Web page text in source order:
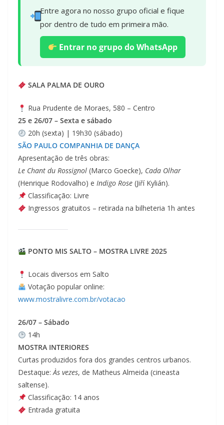
Entre agora no nosso grupo oficial e fique
por dentro de tudo em primeira mão.
Entrar no grupo do WhatsApp
SALA PALMA DE OURO
Rua Prudente de Moraes, 580 – Centro
25 e 26/07 – Sexta e sábado
20h (sexta) | 19h30 (sábado)
SÃO PAULO COMPANHIA DE DANÇA
Apresentação de três obras:
Le Chant du Rossignol (Marco Goecke), Cada Olhar
(Henrique Rodovalho) e Indigo Rose (Jiří Kylián).
Classificação: Livre
Ingressos gratuitos – retirada na bilheteria 1h antes
PONTO MIS SALTO – MOSTRA LIVRE 2025
Locais diversos em Salto
Votação popular online:
www.mostralivre.com.br/votacao
26/07 – Sábado
14h
MOSTRA INTERIORES
Curtas produzidos fora dos grandes centros urbanos.
Destaque:Às vezes, de Matheus Almeida (cineasta
saltense).
Classificação: 14 anos
Entrada gratuita